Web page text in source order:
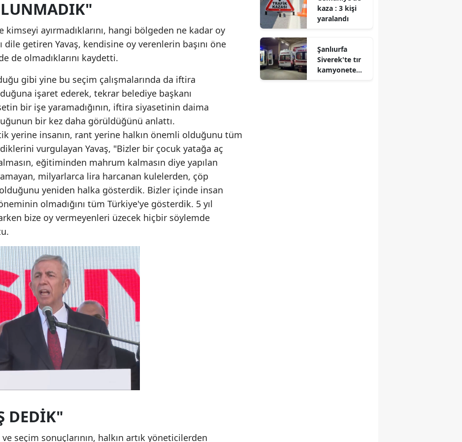
Malatya
Manisa
Kahramanmaraş
Mardin
Muğla
Muş
Nevşehir
Niğde
Ordu
Sakarya
Siirt
Sinop
Sivas
Tekirdağ
Van
ayırmadıklarını, hangi bölgeden ne kadar oy
dile getiren Yavaş, kendisine oy verenlerin başını öne
de olmadıklarını kaydetti.
gibi yine bu seçim çalışmalarında da iftira
işaret ederek, tekrar belediye başkanı
bir işe yaramadığının, iftira siyasetinin daima
bir kez daha görüldüğünü anlattı.
yerine insanın, rant yerine halkın önemli olduğunu tüm
vurgulayan Yavaş, "Bizler bir çocuk yatağa aç
eğitiminden mahrum kalmasın diye yapılan
milyarlarca lira harcanan kulelerden, çöp
yeniden halka gösterdik. Bizler içinde insan
olmadığını tüm Türkiye'ye gösterdik. 5 yıl
bize oy vermeyenleri üzecek hiçbir söylemde
DEDİK"
seçim sonuçlarının, halkın artık yöneticilerden
kaza : 3 kişi
yaralandı
Şanlıurfa
Siverek'te tır
kamyonete